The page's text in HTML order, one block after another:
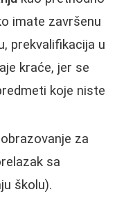
imate završenu
prekvalifikacija u
kraće, jer se
koje niste
za
sa
školu).